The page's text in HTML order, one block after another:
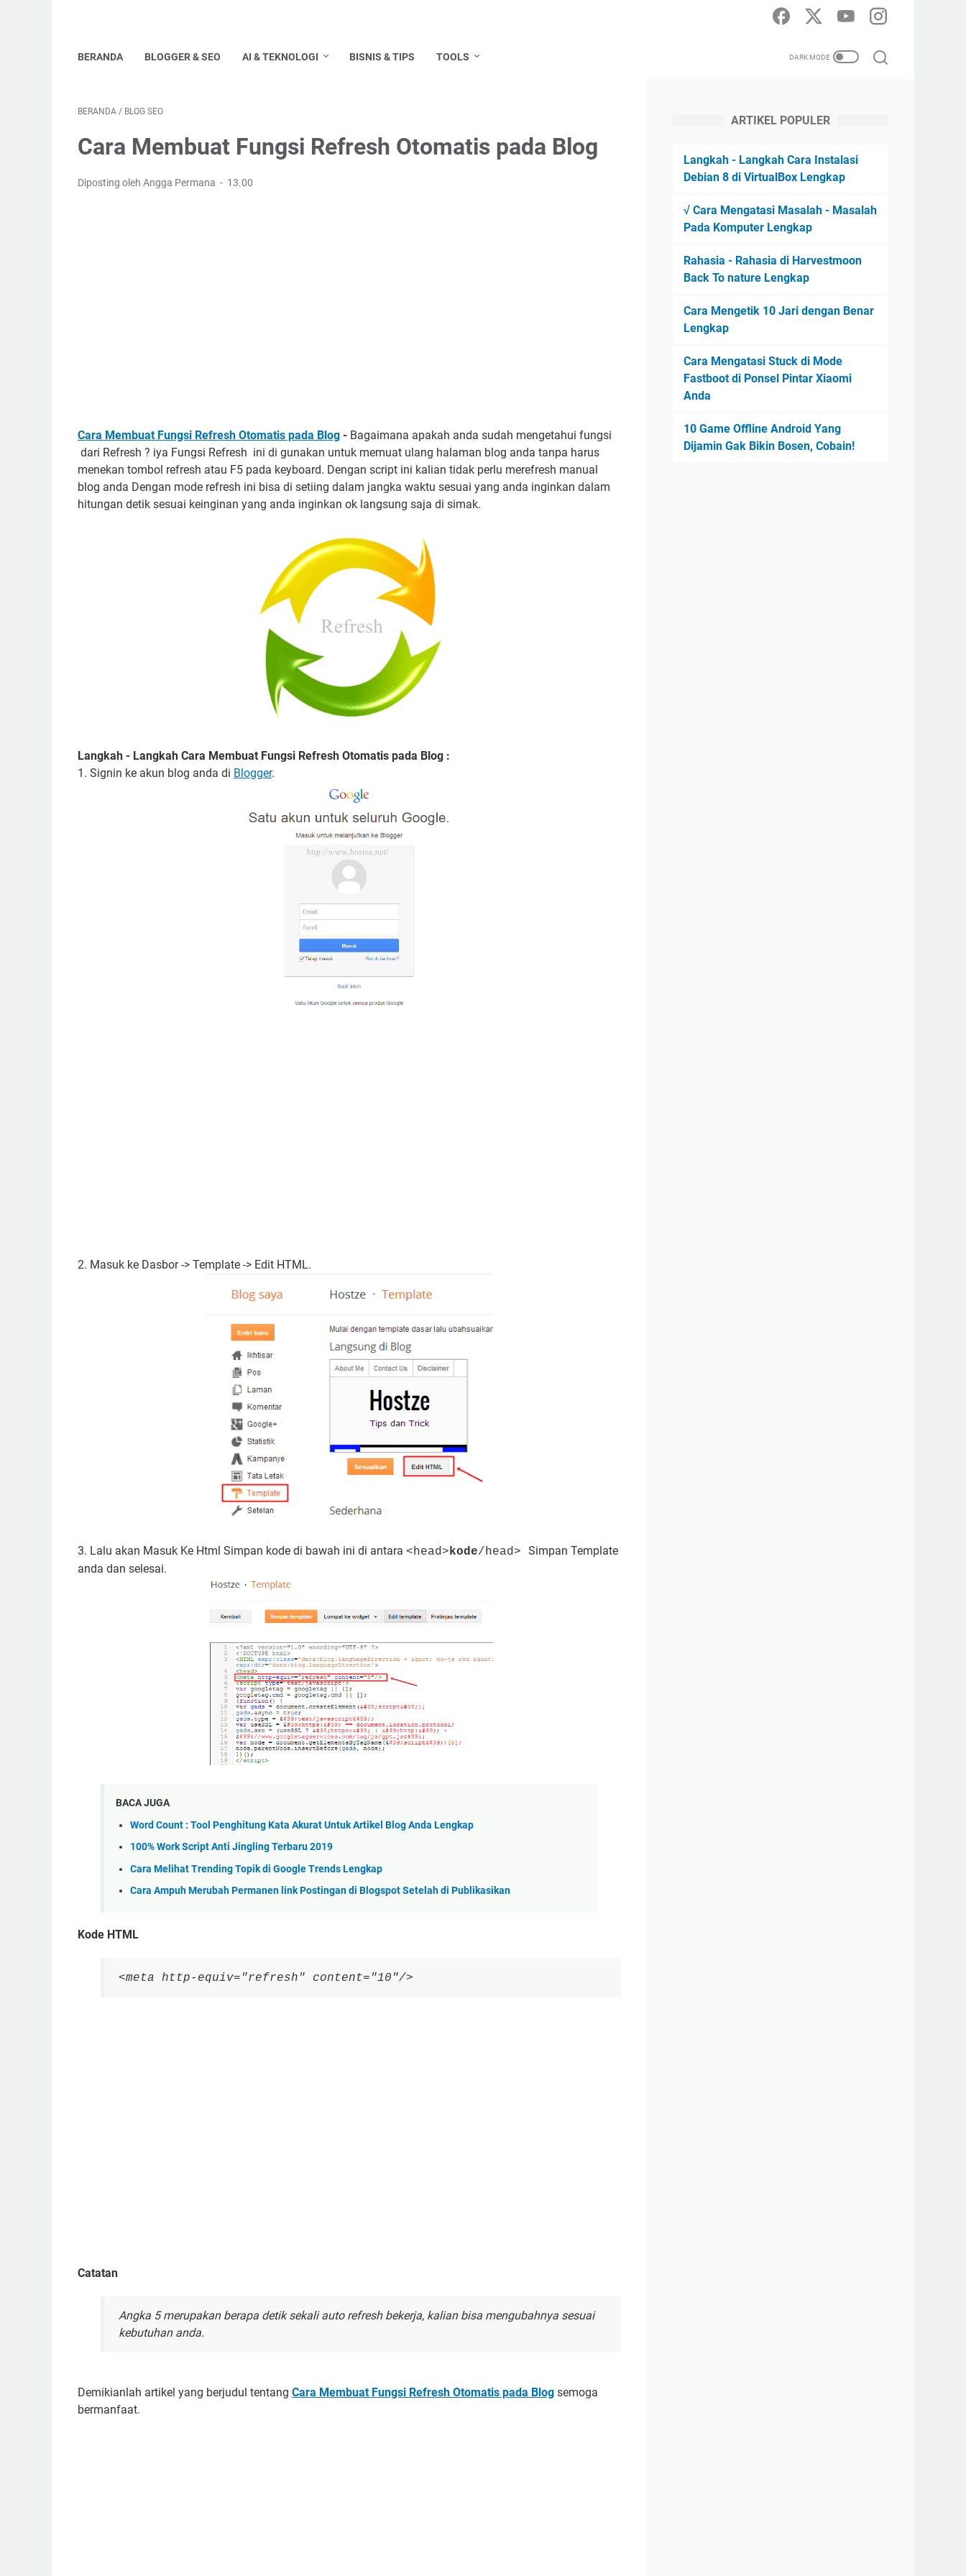
BERANDA BLOGGER & SEO AI & TEKNOLOGI BISNIS & TIPS TOOLS
BERANDA / BLOG SEO
Cara Membuat Fungsi Refresh Otomatis pada Blog
Diposting oleh Angga Permana 13.00
Cara Membuat Fungsi Refresh Otomatis pada Blog - Bagaimana apakah anda sudah mengetahui fungsi
dari Refresh ? iya Fungsi Refresh ini di gunakan untuk memuat ulang halaman blog anda tanpa harus
menekan tombol refresh atau F5 pada keyboard. Dengan script ini kalian tidak perlu merefresh manual
blog anda Dengan mode refresh ini bisa di setiing dalam jangka waktu sesuai yang anda inginkan dalam
hitungan detik sesuai keinginan yang anda inginkan ok langsung saja di simak.
Langkah - Langkah Cara Membuat Fungsi Refresh Otomatis pada Blog :
1. Signin ke akun blog anda di Blogger.
2. Masuk ke Dasbor -> Template -> Edit HTML.
3. Lalu akan Masuk Ke Html Simpan kode di bawah ini di antara <head>kode/head> Simpan Template
anda dan selesai.
BACA JUGA
Word Count : Tool Penghitung Kata Akurat Untuk Artikel Blog Anda Lengkap
100% Work Script Anti Jingling Terbaru 2019
Cara Melihat Trending Topik di Google Trends Lengkap
Cara Ampuh Merubah Permanen link Postingan di Blogspot Setelah di Publikasikan
Kode HTML
<meta http-equiv="refresh" content="10"/>
Catatan
Angka 5 merupakan berapa detik sekali auto refresh bekerja, kalian bisa mengubahnya sesuai
kebutuhan anda.
Demikianlah artikel yang berjudul tentang Cara Membuat Fungsi Refresh Otomatis pada Blog semoga
bermanfaat.
ARTIKEL POPULER
Langkah - Langkah Cara Instalasi
Debian 8 di VirtualBox Lengkap
√ Cara Mengatasi Masalah - Masalah
Pada Komputer Lengkap
Rahasia - Rahasia di Harvestmoon
Back To nature Lengkap
Cara Mengetik 10 Jari dengan Benar
Lengkap
Cara Mengatasi Stuck di Mode
Fastboot di Ponsel Pintar Xiaomi
Anda
10 Game Offline Android Yang
Dijamin Gak Bikin Bosen, Cobain!